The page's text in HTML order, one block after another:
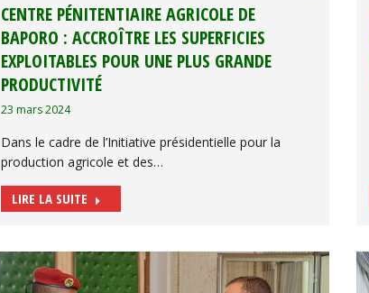
CENTRE PÉNITENTIAIRE AGRICOLE DE
BAPORO : ACCROÎTRE LES SUPERFICIES
EXPLOITABLES POUR UNE PLUS GRANDE
PRODUCTIVITÉ
23 mars 2024
Dans le cadre de l’Initiative présidentielle pour la
production agricole et des…
LIRE LA SUITE